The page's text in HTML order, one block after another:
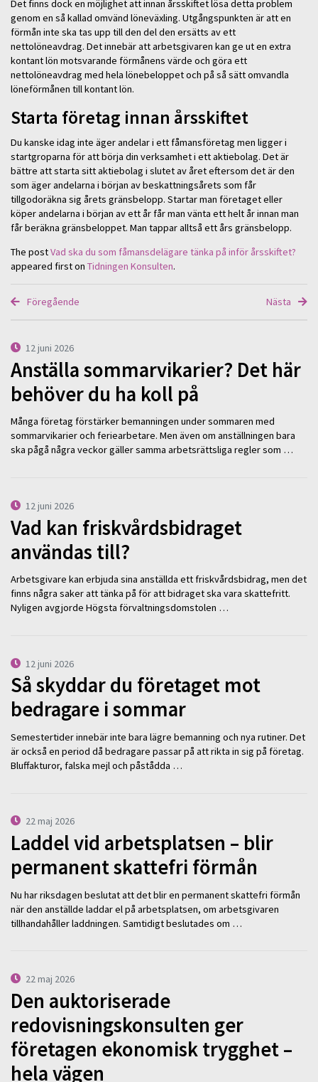
Det finns dock en möjlighet att innan årsskiftet lösa detta problem
genom en så kallad omvänd löneväxling. Utgångspunkten är att en
förmån inte ska tas upp till den del den ersätts av ett
nettolöneavdrag. Det innebär att arbetsgivaren kan ge ut en extra
kontant lön motsvarande förmånens värde och göra ett
nettolöneavdrag med hela lönebeloppet och på så sätt omvandla
löneförmånen till kontant lön.
Starta företag innan årsskiftet
Du kanske idag inte äger andelar i ett fåmansföretag men ligger i
startgroparna för att börja din verksamhet i ett aktiebolag. Det är
bättre att starta sitt aktiebolag i slutet av året eftersom det är den
som äger andelarna i början av beskattningsårets som får
tillgodoräkna sig årets gränsbelopp. Startar man företaget eller
köper andelarna i början av ett år får man vänta ett helt år innan man
får beräkna gränsbeloppet. Man tappar alltså ett års gränsbelopp.
The postVad ska du som fåmansdelägare tänka på inför årsskiftet?
appeared first on Tidningen Konsulten.
Föregående Nästa
12 juni 2026
Anställa sommarvikarier? Det här
behöver du ha koll på
Många företag förstärker bemanningen under sommaren med
sommarvikarier och feriearbetare. Men även om anställningen bara
ska pågå några veckor gäller samma arbetsrättsliga regler som …
12 juni 2026
Vad kan friskvårdsbidraget
användas till?
Arbetsgivare kan erbjuda sina anställda ett friskvårdsbidrag, men det
finns några saker att tänka på för att bidraget ska vara skattefritt.
Nyligen avgjorde Högsta förvaltningsdomstolen …
12 juni 2026
Så skyddar du företaget mot
bedragare i sommar
Semestertider innebär inte bara lägre bemanning och nya rutiner. Det
är också en period då bedragare passar på att rikta in sig på företag.
Bluffakturor, falska mejl och påstådda …
22 maj 2026
Laddel vid arbetsplatsen – blir
permanent skattefri förmån
Nu har riksdagen beslutat att det blir en permanent skattefri förmån
när den anställde laddar el på arbetsplatsen, om arbetsgivaren
tillhandahåller laddningen. Samtidigt beslutades om …
22 maj 2026
Den auktoriserade
redovisningskonsulten ger
företagen ekonomisk trygghet –
hela vägen